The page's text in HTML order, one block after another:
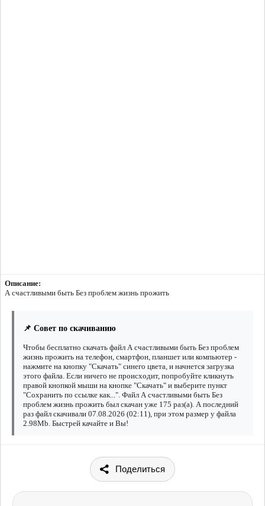
Описание:
А счастливыми быть Без проблем жизнь прожить
📌 Совет по скачиванию
Чтобы бесплатно скачать файл А счастливыми быть Без проблем
жизнь прожить на телефон, смартфон, планшет или компьютер -
нажмите на кнопку "Скачать" синего цвета, и начнется загрузка
этого файла. Если ничего не происходит, попробуйте кликнуть
правой кнопкой мыши на кнопке "Скачать" и выберите пункт
"Сохранить по ссылке как...". Файл А счастливыми быть Без
проблем жизнь прожить был скачан уже 175 раз(а). А последний
раз файл скачивали 07.08.2026 (02:11), при этом размер у файла
2.98Mb. Быстрей качайте и Вы!
Поделиться